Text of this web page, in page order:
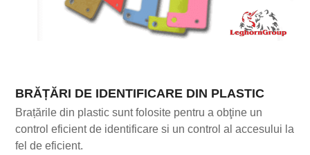
BRĂȚĂRI DE IDENTIFICARE DIN PLASTIC
Brațările din plastic sunt folosite pentru a obţine un
control eficient de identificare si un control al accesului la
fel de eficient.